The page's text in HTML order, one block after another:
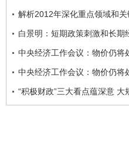
解析2012年深化重点领域和
白景明：短期政策刺激和长期
中央经济工作会议：物价仍将
中央经济工作会议：物价仍将
“积极财政”三大看点蕴深意 大